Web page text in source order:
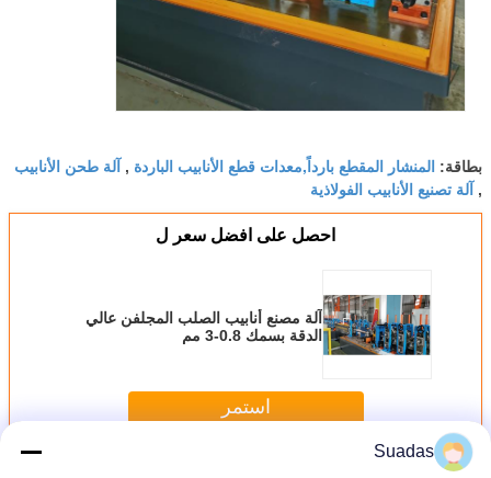
بطاقة: المنشار المقطع بارداً,معدات قطع الأنابيب الباردة , آلة طحن الأنابيب
, آلة تصنيع الأنابيب الفولاذية
احصل على افضل سعر ل
آلة مصنع أنابيب الصلب المجلفن عالي
الدقة بسمك 0.8-3 مم
استمر
أكثرآلة مطحنة الأنابيب
Suadas